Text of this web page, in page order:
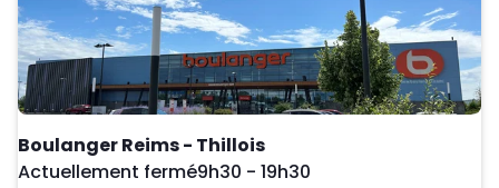
Boulanger Reims - Thillois
Actuellement ferméDay of the Week
9h30 - 19h30